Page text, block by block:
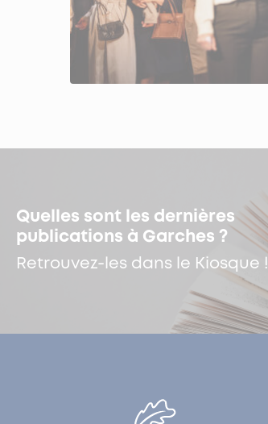
Quelles sont les dernières
publications à Garches ?
Retrouvez-les dans le Kiosque !